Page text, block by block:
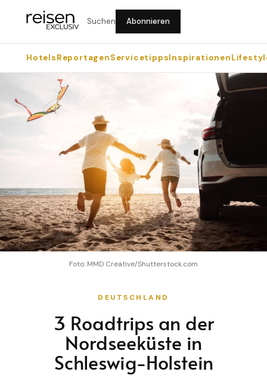
Suchen Abonnieren
HotelsReportagenServicetippsInspirationen
Foto: MMD Creative/Shutterstock.com
DEUTSCHLAND
3 Roadtrips an der
Nordseeküste in
Schleswig-Holstein